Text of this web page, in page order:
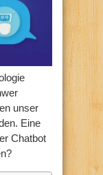
unser
Eine
Chatbot